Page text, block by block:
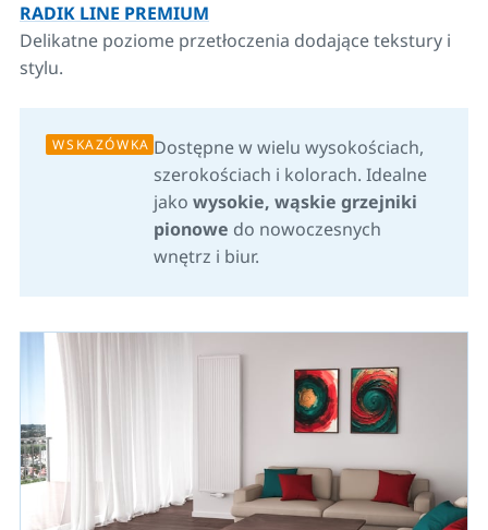
RADIK LINE PREMIUM
Delikatne poziome przetłoczenia dodające tekstury i
stylu.
WSKAZÓWKA Dostępne w wielu wysokościach,
szerokościach i kolorach. Idealne
jako wysokie, wąskie grzejniki
pionowe do nowoczesnych
wnętrz i biur.